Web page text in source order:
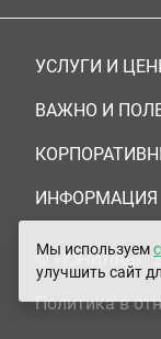
УСЛУГИ И
Анализы
Комплексы
УЗИ
ЭКГ/Холтер/
Приемы врачей
ВАЖНО И
Документы
Система скидок
Подарочные
Сертификаты
Медицинским
Прочим
ИНФОРМАЦИЯ
О Компании
Контакты
© «ЮНИЛАБ»,
Политика в
Мы используем
улучшить сайт